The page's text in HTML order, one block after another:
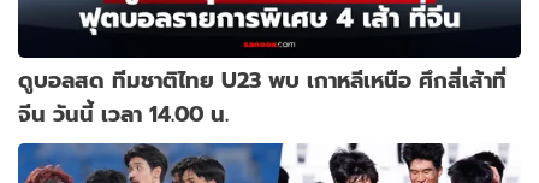
ดูบอลสด ทีมชาติไทย U23 พบ เกาหลีเหนือ ศึกสี่เส้าที่
จีน วันนี้ เวลา 14.00 น.